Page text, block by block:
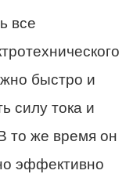
все
быстро и
силу тока и
то же время он
эффективно